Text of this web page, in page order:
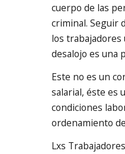
cuerpo de las
criminal. Seguir
los trabajadores
desalojo es una
Este no es un
salarial, éste es
condiciones
ordenamiento
Lxs